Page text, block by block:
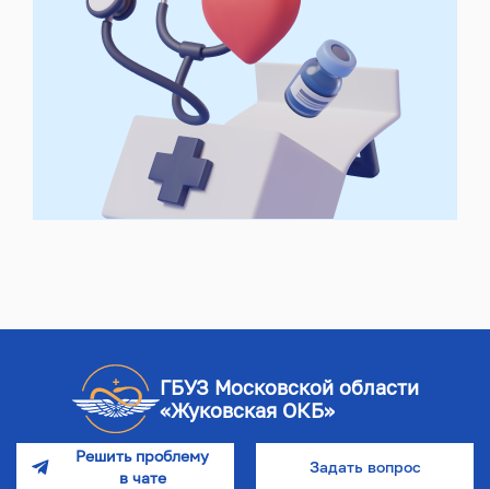
ГБУЗ Московской области
«Жуковская ОКБ»
Решить проблему
в чате
Задать вопрос